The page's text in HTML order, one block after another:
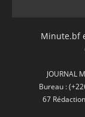
Minute.bf
JOURNAL
Bureau :
67